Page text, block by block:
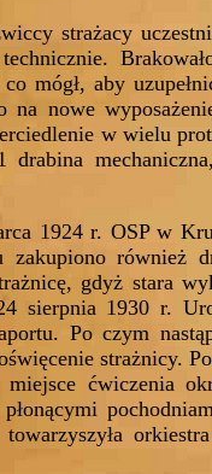
strażacy
mógł, aby
na nowe
w wielu
drabina
1924 r. OSP w
zakupiono również
gdyż stara
sierpnia 1930 r.
Po czym
strażnicy.
miejsce ćwiczenia